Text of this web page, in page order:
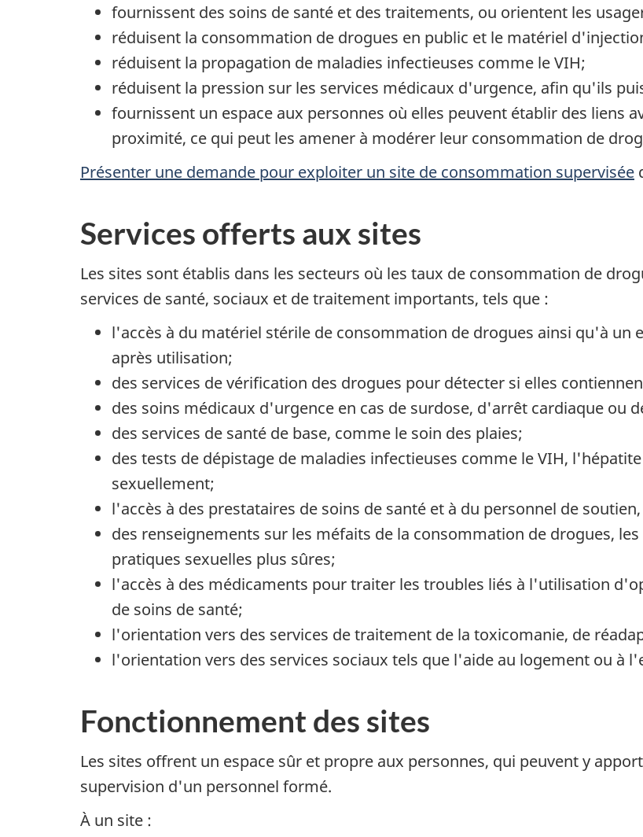
fournissent des soins de santé et des traitements, ou orientent les
réduisent la consommation de drogues en public et le matériel
réduisent la propagation de maladies infectieuses comme le VIH;
réduisent la pression sur les services médicaux d'urgence, afin qu'ils
fournissent un espace aux personnes où elles peuvent établir des liens
proximité, ce qui peut les amener à modérer leur consommation de
Présenter une demande pour exploiter un site de consommation supervisée
Services offerts aux sites
Les sites sont établis dans les secteurs où les taux de consommation de
services de santé, sociaux et de traitement importants, tels que :
l'accès à du matériel stérile de consommation de drogues ainsi qu'à un
après utilisation;
des services de vérification des drogues pour détecter si elles
des soins médicaux d'urgence en cas de surdose, d'arrêt cardiaque ou
des services de santé de base, comme le soin des plaies;
des tests de dépistage de maladies infectieuses comme le VIH,
sexuellement;
l'accès à des prestataires de soins de santé et à du personnel de
des renseignements sur les méfaits de la consommation de drogues,
pratiques sexuelles plus sûres;
l'accès à des médicaments pour traiter les troubles liés à l'utilisation
de soins de santé;
l'orientation vers des services de traitement de la toxicomanie, de
l'orientation vers des services sociaux tels que l'aide au logement ou à
Fonctionnement des sites
Les sites offrent un espace sûr et propre aux personnes, qui peuvent y
supervision d'un personnel formé.
À un site :